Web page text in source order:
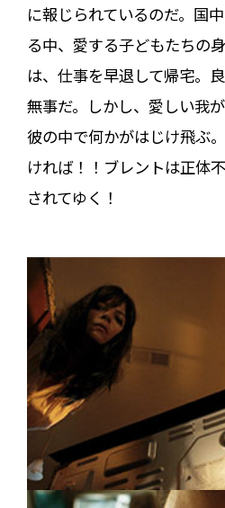
に報じられているのだ。国
る中、愛する子どもたちの
は、仕事を早退して帰宅。
無事だ。しかし、愛しい我
彼の中で何かがはじけ飛ぶ――
ければ！！ブレントは正体
されてゆく！